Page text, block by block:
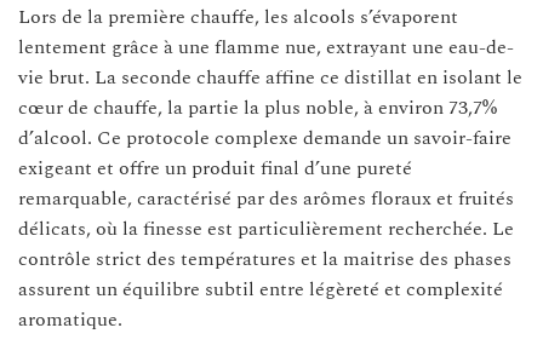
Lors de la première chauffe, les alcools s’évaporent
lentement grâce à une flamme nue, extrayant une eau-de-
vie brut. La seconde chauffe affine ce distillat en isolant le
cœur de chauffe, la partie la plus noble, à environ 73,7%
d’alcool. Ce protocole complexe demande un savoir-faire
exigeant et offre un produit final d’une pureté
remarquable, caractérisé par des arômes floraux et fruités
délicats, où la finesse est particulièrement recherchée. Le
contrôle strict des températures et la maitrise des phases
assurent un équilibre subtil entre légèreté et complexité
aromatique.